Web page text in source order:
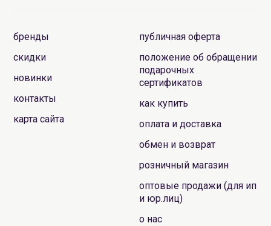
бренды
скидки
новинки
контакты
карта сайта
публичная оферта
положение об обращении
подарочных
сертификатов
как купить
оплата и доставка
обмен и возврат
розничный магазин
оптовые продажи (для ип
и юр.лиц)
о нас